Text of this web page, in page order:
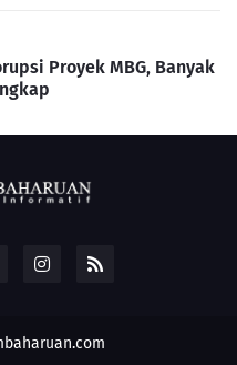
Proyek MBG, Banyak